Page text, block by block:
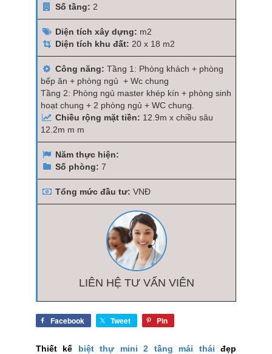
Số tầng: 2
Diện tích xây dựng: m2
Diện tích khu đất: 20 x 18 m2
Công năng: Tầng 1: Phòng khách + phòng
bếp ăn + phòng ngủ + Wc chung
Tầng 2: Phòng ngủ master khép kín + phòng sinh
hoạt chung + 2 phòng ngủ + WC chung.
Chiều rộng mặt tiền: 12.9m x chiều sâu
12.2m m m
Năm thực hiện:
Số phòng: 7
Tổng mức đầu tư: VNĐ
LIÊN HỆ TƯ VẤN VIÊN
Facebook Tweet Pin
Thiết kế biệt thự mini 2 tầng mái thái đẹp